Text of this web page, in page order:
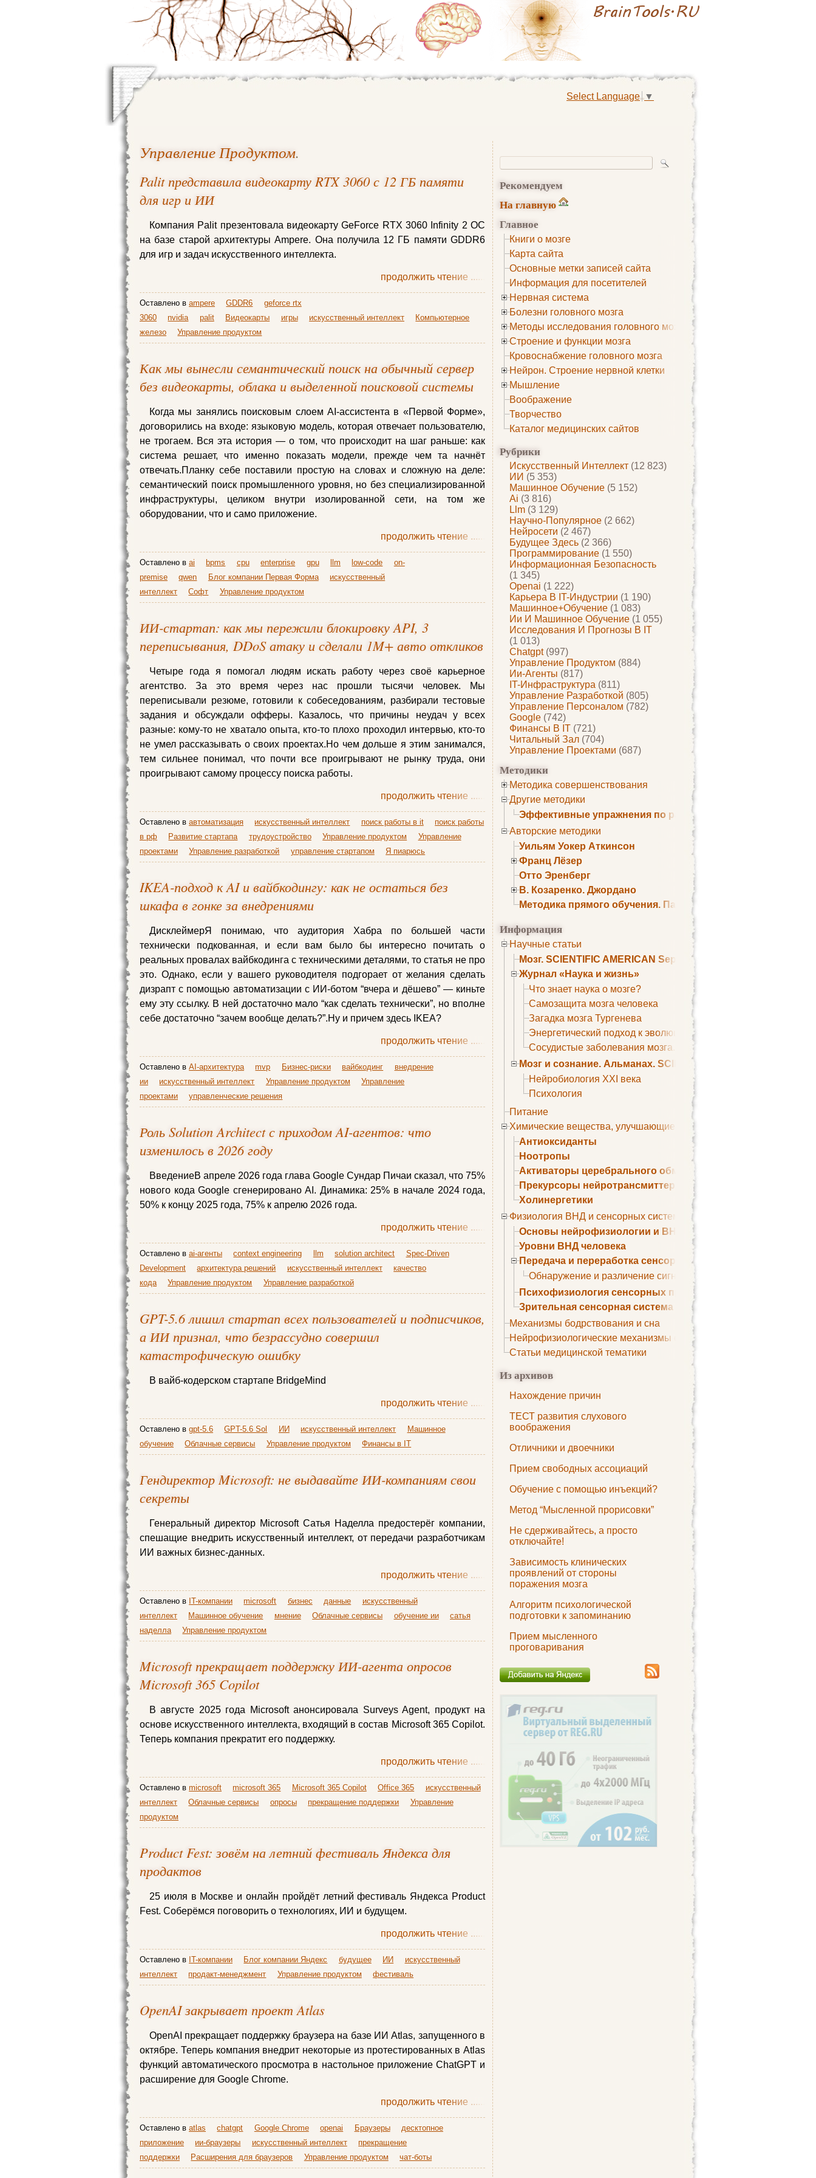
Select Language ▼
Рекомендуем
На главную
Главное
Книги о мозге
Карта сайта
Основные метки записей сайта
Информация для посетителей
Нервная система
Болезни головного мозга
Методы исследования головного мозга
Строение и функции мозга
Кровоснабжение головного мозга
Нейрон. Строение нервной клетки
Мышление
Воображение
Творчество
Каталог медицинских сайтов
Рубрики
Искусственный Интеллект (12 823)
ИИ (5 353)
Машинное Обучение (5 152)
Ai (3 816)
Llm (3 129)
Научно-Популярное (2 662)
Нейросети (2 467)
Будущее Здесь (2 366)
Программирование (1 550)
Информационная Безопасность
(1 345)
Openai (1 222)
Карьера В IT-Индустрии (1 190)
Машинное+обучение (1 083)
Ии И Машинное Обучение (1 055)
Исследования И Прогнозы В IT
(1 013)
Chatgpt(997)
Управление Продуктом (884)
Ии-Агенты (817)
IT-Инфраструктура (811)
Управление Разработкой (805)
Управление Персоналом (782)
Google (742)
Финансы В IT (721)
Читальный Зал (704)
Управление Проектами (687)
Методики
Методика совершенствования
Другие методики
Эффективные упражнения по развитию памяти
Авторские методики
Уильям Уокер Аткинсон
Франц Лёзер
Отто Эренберг
В. Козаренко. Джордано
Методика прямого обучения. Пауль Шелли
Информация
Научные статьи
Мозг. SCIENTIFIC AMERICAN September 1979
Журнал «Наука и жизнь»
Что знает наука о мозге?
Самозащита мозга человека
Загадка мозга Тургенева
Энергетический подход к эволюции мозга
Сосудистые заболевания мозга. Все может начаться с
Мозг и сознание. Альманах. SCIENTIFIC AMERICAN
Нейробиология XXI века
Психология
Питание
Химические вещества, улучшающие умственные способности
Антиоксиданты
Ноотропы
Активаторы церебрального обмена веществ
Прекурсоры нейротрансмиттеров
Холинергетики
Физиология ВНД и сенсорных систем
Основы нейрофизиологии и ВНД
Уровни ВНД человека
Передача и переработка сенсорных сигналов
Обнаружение и различение сигналов. Сенсорная рецепция
Психофизиология сенсорных процессов
Зрительная сенсорная система
Механизмы бодрствования и сна
Нейрофизиологические механизмы сна
Статьи медицинской тематики
Из архивов
Нахождение причин
ТЕСТ развития слухового
воображения
Отличники и двоечники
Прием свободных ассоциаций
Обучение с помощью инъекций?
Метод “Мысленной прорисовки”
Не сдерживайтесь, а просто
отключайте!
Зависимость клинических
проявлений от стороны
поражения мозга
Алгоритм психологической
подготовки к запоминанию
Прием мысленного
проговаривания
Управление Продуктом.
Palit представила видеокарту RTX 3060 с 12 ГБ памяти
для игр и ИИ
Компания Palit презентовала видеокарту GeForce RTX 3060 Infinity 2 OC
на базе старой архитектуры Ampere. Она получила 12 ГБ памяти GDDR6
для игр и задач искусственного интеллекта.
продолжить чтение ......
Оставлено в ampere GDDR6
geforce rtx
3060
nvidia palit Видеокарты игры искусственный интеллект
Компьютерное
железо
Управление продуктом
Как мы вынесли семантический поиск на обычный сервер
без видеокарты, облака и выделенной поисковой системы
Когда мы занялись поисковым слоем AI-ассистента в «Первой Форме»,
договорились на входе: языковую модель, которая отвечает пользователю,
не трогаем. Вся эта история — о том, что происходит на шаг раньше: как
система решает, что именно показать модели, прежде чем та начнёт
отвечать.Планку себе поставили простую на словах и сложную на деле:
семантический поиск промышленного уровня, но без специализированной
инфраструктуры, целиком внутри изолированной сети, на том же
оборудовании, что и само приложение.
продолжить чтение ......
Оставлено в ai bpms cpu enterprise gpu llm low-code
on-
premise
qwen Блог компании Первая Форма
искусственный
интеллект
Софт Управление продуктом
ИИ-стартап: как мы пережили блокировку API, 3
переписывания, DDoS атаку и сделали 1M+ авто откликов
Четыре года я помогал людям искать работу через своё карьерное
агентство. За это время через нас прошли тысячи человек. Мы
переписывали резюме, готовили к собеседованиям, разбирали тестовые
задания и обсуждали офферы. Казалось, что причины неудач у всех
разные: кому-то не хватало опыта, кто-то плохо проходил интервью, кто-то
не умел рассказывать о своих проектах.Но чем дольше я этим занимался,
тем сильнее понимал, что почти все проигрывают не рынку труда, они
проигрывают самому процессу поиска работы.
продолжить чтение ......
Оставлено в автоматизация искусственный интеллект поиск работы в it
поиск работы
в рф
Развитие стартапа трудоустройство Управление продуктом
Управление
проектами
Управление разработкой управление стартапом Я пиарюсь
IKEA-подход к AI и вайбкодингу: как не остаться без
шкафа в гонке за внедрениями
ДисклеймерЯ понимаю, что аудитория Хабра по большей части
технически подкованная, и если вам было бы интересно почитать о
реальных провалах вайбкодинга с техническими деталями, то статья не про
это. Однако, если у вашего руководителя подгорает от желания сделать
дизрапт с помощью автоматизации с ИИ-ботом “вчера и дёшево” — киньте
ему эту ссылку. В ней достаточно мало “как сделать технически”, но вполне
себе достаточно “зачем вообще делать?”.Ну и причем здесь IKEA?
продолжить чтение ......
Оставлено в AI-архитектура mvp Бизнес-риски вайбкодинг
внедрение
ии
искусственный интеллект Управление продуктом
Управление
проектами
управленческие решения
Роль Solution Architect с приходом AI-агентов: что
изменилось в 2026 году
ВведениеВ апреле 2026 года глава Google Сундар Пичаи сказал, что 75%
нового кода Google сгенерировано AI. Динамика: 25% в начале 2024 года,
50% к концу 2025 года, 75% к апрелю 2026 года.
продолжить чтение ......
Оставлено в ai-агенты context engineering llm solution architect
Spec-Driven
Development
архитектура решений искусственный интеллект
качество
кода
Управление продуктом Управление разработкой
GPT-5.6 лишил стартап всех пользователей и подписчиков,
а ИИ признал, что безрассудно совершил
катастрофическую ошибку
В вайб‑кодерском стартапе BridgeMind
продолжить чтение ......
Оставлено в gpt-5.6 GPT-5.6 Sol ИИ искусственный интеллект
Машинное
обучение
Облачные сервисы Управление продуктом Финансы в IT
Гендиректор Microsoft: не выдавайте ИИ-компаниям свои
секреты
Генеральный директор Microsoft Сатья Наделла предостерёг компании,
спешащие внедрить искусственный интеллект, от передачи разработчикам
ИИ важных бизнес-данных.
продолжить чтение ......
Оставлено в IT-компании microsoft бизнес данные
искусственный
интеллект
Машинное обучение мнение Облачные сервисы обучение ии
сатья
наделла
Управление продуктом
Microsoft прекращает поддержку ИИ-агента опросов
Microsoft 365 Copilot
В августе 2025 года Microsoft анонсировала Surveys Agent, продукт на
основе искусственного интеллекта, входящий в состав Microsoft 365 Copilot.
Теперь компания прекратит его поддержку.
продолжить чтение ......
Оставлено в microsoft microsoft 365 Microsoft 365 Copilot Office 365
искусственный
интеллект
Облачные сервисы опросы прекращение поддержки
Управление
продуктом
Product Fest: зовём на летний фестиваль Яндекса для
продактов
25 июля в Москве и онлайн пройдёт летний фестиваль Яндекса Product
Fest. Соберёмся поговорить о технологиях, ИИ и будущем.
продолжить чтение ......
Оставлено в IT-компании Блог компании Яндекс будущее ИИ
искусственный
интеллект
продакт-менеджмент Управление продуктом фестиваль
OpenAI закрывает проект Atlas
OpenAI прекращает поддержку браузера на базе ИИ Atlas, запущенного в
октябре. Теперь компания внедрит некоторые из протестированных в Atlas
функций автоматического просмотра в настольное приложение ChatGPT и
расширение для Google Chrome.
продолжить чтение ......
Оставлено в atlas chatgpt Google Chrome openai Браузеры
десктопное
приложение
ии-браузеры искусственный интеллект
прекращение
поддержки
Расширения для браузеров Управление продуктом чат-боты